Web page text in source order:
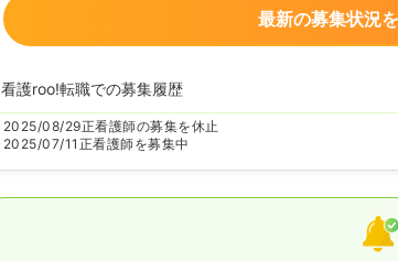
最新の募集状況
看護roo!転職での募集履歴
2025/08/29正看護師の募集を休止
2025/07/11 正看護師を募集中